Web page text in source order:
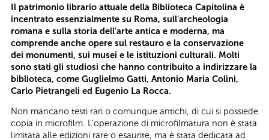
Il patrimonio librario attuale della Biblioteca Capitolina è
incentrato essenzialmente su Roma, sull'archeologia
romana e sulla storia dell'arte antica e moderna, ma
comprende anche opere sul restauro e la conservazione
dei monumenti, sui musei e le istituzioni culturali. Molti
sono stati gli studiosi che hanno contribuito a indirizzare la
biblioteca, come Guglielmo Gatti, Antonio Maria Colini,
Carlo Pietrangeli ed Eugenio La Rocca.
Non mancano testi rari o comunque antichi, di cui si possiede
copia in microfilm. L'operazione di microfilmatura non è stata
limitata alle edizioni rare o esaurite, ma è stata dedicata ad